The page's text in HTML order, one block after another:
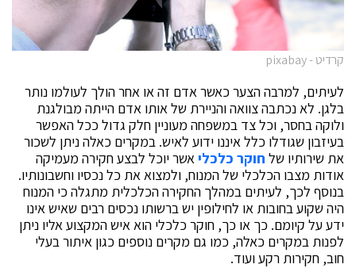
קרדיט - pixabay
לעיתים, למרבה הצער כאשר אדם זה או אחר הולך לעולמו נותר
בלגן. לא נכתבה צוואה והניירת של אותו אדם הייתה מבולגנת
ולוקה בחסר, וכל צד במשפחה מעוניין חלק גדול ככל האפשר
בעיזבון שגודלו כלל איננו ידוע לאיש. במקרים כאלה ניתן לשכור
את שירותיו של חוקר כלכליאשר יוכל לבצע חקירה מעמיקה
אודות מצבו הכלכלי של המנוח, ולמצוא את כל נכסיו וחשבונותיו.
בנוסף לכך, לעיתים במהלך החקירה הכלכלית מתגלה כי המנוח
היה שקוע בחובות או לחילופין יש ברשותו נכסים רבים שאיש אינו
ידע על קיומם. כך או כך, חוקר כלכלי הוא איש המקצוע אליו ניתן
לפנות במקרים כאלה, כמו גם מקרים נוספים כגון איתור בעלי
חוב, חקירות רקע ועוד.